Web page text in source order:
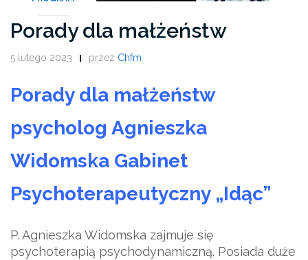
Porady dla małżeństw
5 lutego 2023 przez Chfm
Porady dla małżeństw
psycholog Agnieszka
Widomska Gabinet
Psychoterapeutyczny „Idąc”
P. Agnieszka Widomska zajmuje się
psychoterapią psychodynamiczną. Posiada duże